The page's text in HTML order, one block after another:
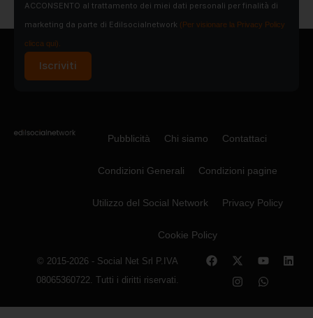
ACCONSENTO al trattamento dei miei dati personali per finalità di
marketing da parte di Edilsocialnetwork (Per visionare la Privacy Policy
clicca qui).
Iscriviti
Pubblicità Chi siamo Contattaci
Condizioni Generali Condizioni pagine
Utilizzo del Social Network Privacy Policy
Cookie Policy
© 2015-2026 - Social Net Srl P.IVA
08065360722. Tutti i diritti riservati.